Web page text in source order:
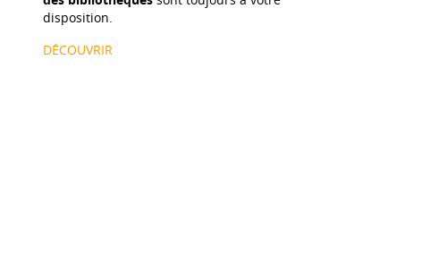
disposition.
DÉCOUVRIR